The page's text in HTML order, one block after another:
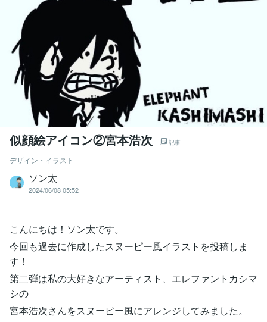
似顔絵アイコン②宮本浩次 記事
デザイン・イラスト
ソン太
2024/06/08 05:52
こんにちは！ソン太です。
今回も過去に作成したスヌーピー風イラストを投稿しま
す！
第二弾は私の大好きなアーティスト、エレファントカシマ
シの
宮本浩次さんをスヌーピー風にアレンジしてみました。